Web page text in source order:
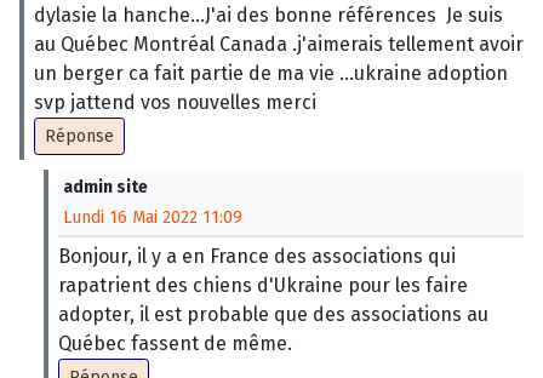
dylasie la hanche...J'ai des bonne références Je suis
au Québec Montréal Canada .j'aimerais tellement avoir
un berger ca fait partie de ma vie ...ukraine adoption
svp jattend vos nouvelles merci
Réponse
admin site
Lundi 16 Mai 2022 11:09
Bonjour, il y a en France des associations qui
rapatrient des chiens d'Ukraine pour les faire
adopter, il est probable que des associations au
Québec fassent de même.